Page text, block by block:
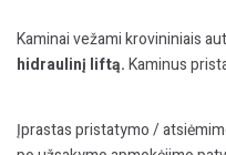
Kaminas
Ø180+2V
Kaminai vežami krovininiais
hidraulinį liftą.Kaminus
Įprastas pristatymo /